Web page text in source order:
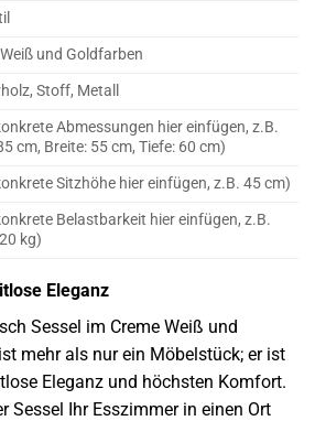
und Goldfarben
Stoff, Metall
Abmessungen hier einfügen, z.B.
cm, Breite: 55 cm, Tiefe: 60 cm)
Sitzhöhe hier einfügen, z.B. 45 cm)
Belastbarkeit hier einfügen, z.B.
kg)
Eleganz
Sessel im Creme Weiß und
mehr als nur ein Möbelstück; er ist
Eleganz und höchsten Komfort.
Sessel Ihr Esszimmer in einen Ort